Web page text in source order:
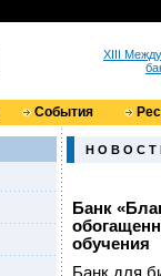
XIII
События
Н О В О С Т
Банк
обучения